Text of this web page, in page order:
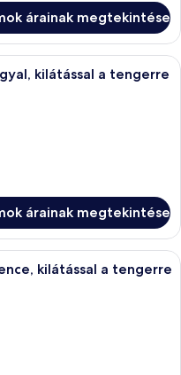
árainak megtekintése
modern hálószoba, amelyben
kilátással a tengerre
árainak megtekintése
modern szállodai szoba,
kilátással a tengerre